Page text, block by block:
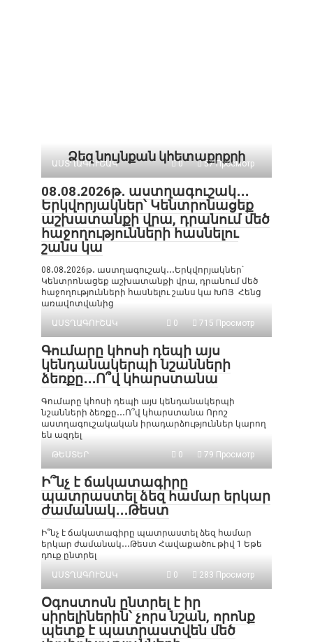
Ձեզ նույնքան կհետաքրքրի
ԱՍՏՂԱԳՈՒՇԱԿ 0 57 Просмотр
08․08․2026թ․ աստղագուշակ․․․
Երկվորյակներ՝ Կենտրոնացեք
աշխատանքի վրա, դրանում մեծ
հաջողությունների հասնելու
շանս կա
08․08․2026թ․ աստղագուշակ․․․Երկվորյակներ՝
Կենտրոնացեք աշխատանքի վրա, դրանում մեծ
հաջողությունների հասնելու շանս կա ԽՈՅ Հենց
առավոտվանից
ԱՍՏՂԱԳՈՒՇԱԿ
0 715 Просмотр
Գումարը կհոսի դեպի այս
կենդանակերպի նշանների
ձեռքը․․․Ո՞վ կհարստանա
Գումարը կհոսի դեպի այս կենդանակերպի
նշանների ձեռքը․․․Ո՞վ կհարստանա Որոշ
աստղագուշակական իրադարձություններ կարող
են ազդել
ԹԵՍՏԵՐ
0 79 Просмотр
Ի՞նչ է ճակատագիրը
պատրաստել ձեզ համար երկար
ժամանակ․․․Թեստ
Ի՞նչ է ճակատագիրը պատրաստել ձեզ համար
երկար ժամանակ․․․Թեստ Հավաքածու թիվ 1 Եթե
դուք ընտրել
ԱՍՏՂԱԳՈՒՇԱԿ
0 283 Просмотр
Օգոստոսն ընտրել է իր
սիրելիներին՝ չորս նշան, որոնք
պետք է պատրաստվեն մեծ